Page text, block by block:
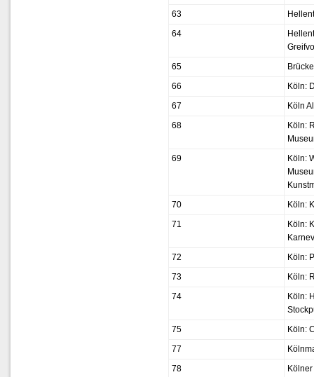
63
64
65
66
Köln:
67
Köln
68
Köln:
69
Köln:
70
Köln:
71
Köln:
72
Köln:
73
Köln:
74
Köln:
75
Köln:
77
78